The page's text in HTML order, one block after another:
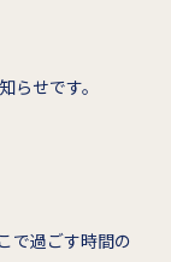
らせです。
で過ごす時間の